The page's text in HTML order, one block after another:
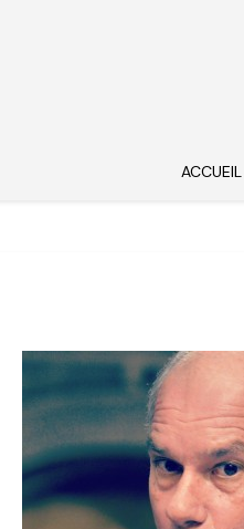
ACCUEIL